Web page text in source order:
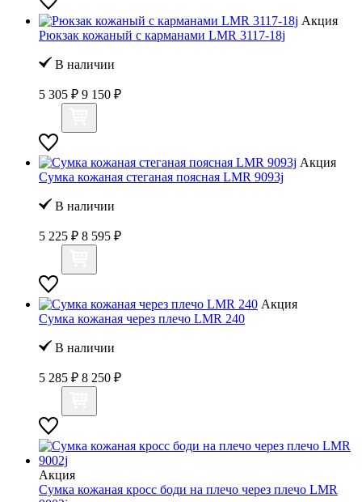
Акция
Рюкзак кожаный с карманами LMR 3117-18j
В наличии
5 305 ₽ 9 150 ₽
Акция
Сумка кожаная стеганая поясная LMR 9093j
В наличии
5 225 ₽ 8 595 ₽
Акция
Сумка кожаная через плечо LMR 240
В наличии
5 285 ₽ 8 250 ₽
Акция
Сумка кожаная кросс боди на плечо через плечо LMR